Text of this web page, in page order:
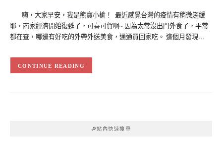
嗨，大家早安，我是熊寶小榆！ 最近感覺台灣的疫情有稍微趨緩
耶，商家經濟開始復甦了，可喜可賀啊~ 因為太常沒出門外食了，平常
都在查，哪邊有好吃的外帶外送美食，通通買回家吃。 這個月發現…
CONTINUE READING
🔎站內快速搜尋